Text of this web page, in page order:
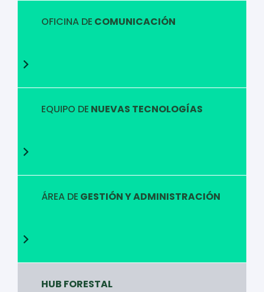
OFICINA DE COMUNICACIÓN
EQUIPO DE NUEVAS TECNOLOGÍAS
ÁREA DE GESTIÓN Y ADMINISTRACIÓN
HUB FORESTAL